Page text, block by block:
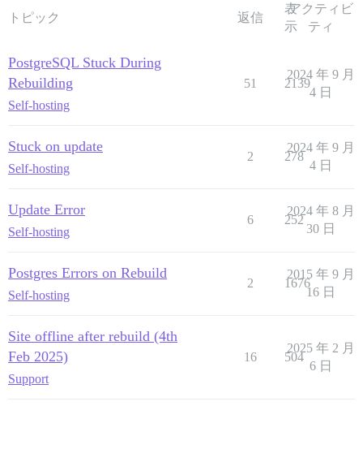
トピック 返信
表
示
アクティビ
ティ
PostgreSQL Stuck During
Rebuilding
Self-hosting
51 2139
2024 年 9 月
4 日
Stuck on update
Self-hosting
2 278
2024 年 9 月
4 日
Update Error
Self-hosting
6 252
2024 年 8 月
30 日
Postgres Errors on Rebuild
Self-hosting
2 1676
2015 年 9 月
16 日
Site offline after rebuild (4th
Feb 2025)
Support
16 504
2025 年 2 月
6 日